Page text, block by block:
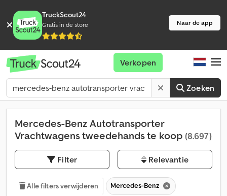
TruckScout24
Gratis in de store Naar de app
Zoeken
Verkopen
Mercedes-Benz Autotransporter
Vrachtwagens tweedehands te koop (8.697)
Filter Relevantie
Alle filters verwijderen Mercedes-Benz